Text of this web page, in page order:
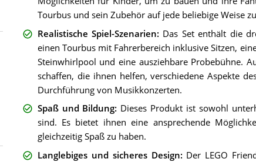
Tourbus und sein Zubehör auf jede beliebige Weise
Realistische Spiel-Szenarien: Das Set enthält die
einen Tourbus mit Fahrerbereich inklusive Sitzen,
Steinwhirlpool und eine ausziehbare Probebühne.
schaffen, die ihnen helfen, verschiedene Aspekte
Durchführung von Musikkonzerten.
Spaß und Bildung: Dieses Produkt ist sowohl
sind. Es bietet ihnen eine ansprechende
gleichzeitig Spaß zu haben.
Langlebiges und sicheres Design: Der LEGO